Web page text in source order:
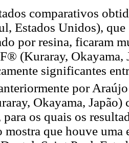
comparativos
Estados Unidos),
por resina, ficaram
(Kuraray, Okayama,
significantes
por
Okayama, Japão)
os quais os
mostra que houve